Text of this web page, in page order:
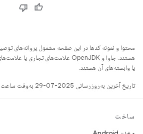
محتوا و نمونه کدها در این صفحه مشمول پروانه‌های
یا وابسته‌های آن هستند.
تاریخ آخرین به‌روزرسانی 2025-07-29 به‌وقت ساعت هماهنگ جهانی.
ساخت